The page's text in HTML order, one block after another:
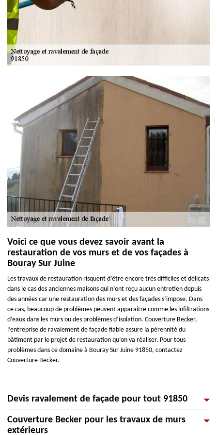
Voici ce que vous devez savoir avant la
restauration de vos murs et de vos façades à
Bouray Sur Juine
Les travaux de restauration risquent d’être encore très difficiles et délicats
dans le cas des anciennes maisons qui n’ont reçu aucun entretien depuis
des années car une restauration des murs et des façades s’impose. Dans
ce cas, beaucoup de problèmes peuvent apparaitre comme les infiltrations
d’eaux dans les murs ou des problèmes d’isolation. Couverture Becker,
l’entreprise de ravalement de façade fiable assure la pérennité du
bâtiment par le projet de restauration qu’on va réaliser. Pour tous
problèmes dans ce domaine à Bouray Sur Juine 91850, contactez
Couverture Becker.
Devis ravalement de façade pour tout 91850
En fonction des différents paramètres, l’entreprise Couverture Becker
établit un devis ravalement de façade détaillé pour faire connaitre les
Couverture Becker pour les travaux de murs
extérieurs